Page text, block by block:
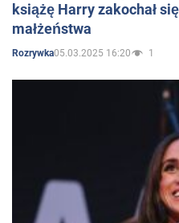
książę Harry zakochał
małżeństwa
Rozrywka05.03.2025 16:20 1